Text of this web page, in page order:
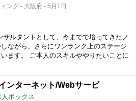
ング - 大阪府 - 5月1日
サルタントとして、今までで培ってきたノ
ながら、さらにワンランク上のステージ
ます。 ご本人のスキルややりたいことに
ンターネット/Webサービ
ボックス